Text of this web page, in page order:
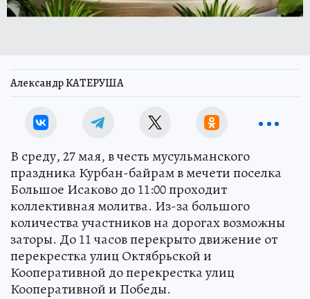
Александр КАТЕРУША
В среду, 27 мая, в честь мусульманского
праздника Курбан-байрам в мечети поселка
Большое Исаково до 11:00 проходит
коллективная молитва. Из-за большого
количества участников на дорогах возможны
заторы. До 11 часов перекрыто движение от
перекрестка улиц Октябрьской и
Кооперативной до перекрестка улиц
Кооперативной и Победы.